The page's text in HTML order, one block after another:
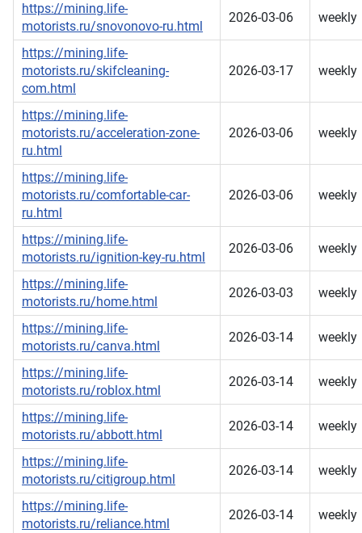
https://mining.life-
motorists.ru/snovonovo-ru.html
2026-03-06 weekly
https://mining.life-
motorists.ru/skifcleaning-
com.html
2026-03-17 weekly
https://mining.life-
motorists.ru/acceleration-zone-
ru.html
2026-03-06 weekly
https://mining.life-
motorists.ru/comfortable-car-
ru.html
2026-03-06 weekly
https://mining.life-
motorists.ru/ignition-key-ru.html
2026-03-06 weekly
https://mining.life-
motorists.ru/home.html
2026-03-03 weekly
https://mining.life-
motorists.ru/canva.html
2026-03-14 weekly
https://mining.life-
motorists.ru/roblox.html
2026-03-14 weekly
https://mining.life-
motorists.ru/abbott.html
2026-03-14 weekly
https://mining.life-
motorists.ru/citigroup.html
2026-03-14 weekly
https://mining.life-
motorists.ru/reliance.html
2026-03-14 weekly